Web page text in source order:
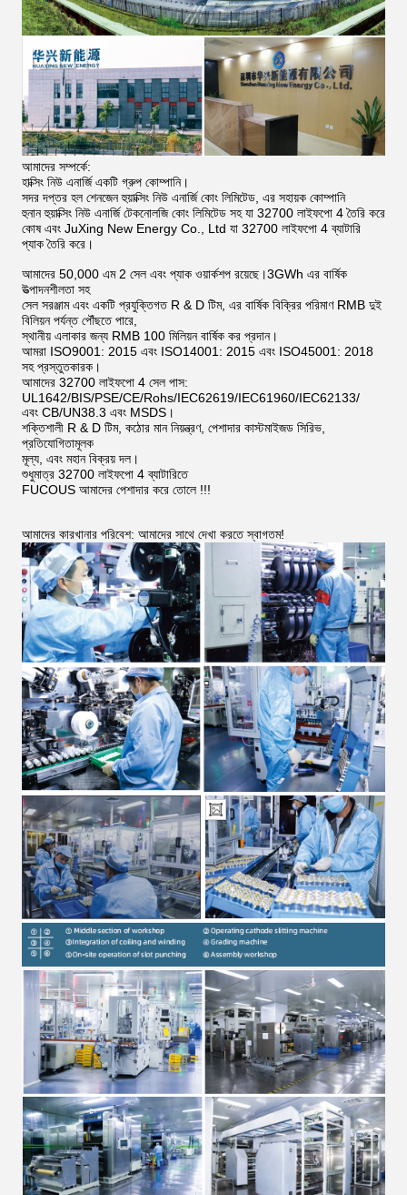
আমাদের সম্পর্কে:
হাক্সিং নিউ এনার্জি একটি গ্রুপ কোম্পানি।
সদর দপ্তর হল শেনজেন হুয়াক্সিং নিউ এনার্জি কোং লিমিটেড, এর সহায়ক কোম্পানি
হুনান হুয়াক্সিং নিউ এনার্জি টেকনোলজি কোং লিমিটেড সহ যা 32700 লাইফপো 4 তৈরি করে
কোষ এবং JuXing New Energy Co., Ltd যা 32700 লাইফপো 4 ব্যাটারি
প্যাক তৈরি করে।
আমাদের 50,000 এম 2 সেল এবং প্যাক ওয়ার্কশপ রয়েছে।3GWh এর বার্ষিক
উত্পাদনশীলতা সহ
সেল সরঞ্জাম এবং একটি প্রযুক্তিগত R & D টিম, এর বার্ষিক বিক্রির পরিমাণ RMB দুই
বিলিয়ন পর্যন্ত পৌঁছতে পারে,
স্থানীয় এলাকার জন্য RMB 100 মিলিয়ন বার্ষিক কর প্রদান।
আমরা ISO9001: 2015 এবং ISO14001: 2015 এবং ISO45001: 2018
সহ প্রস্তুতকারক।
আমাদের 32700 লাইফপো 4 সেল পাস:
UL1642/BIS/PSE/CE/Rohs/IEC62619/IEC61960/IEC62133/
এবং CB/UN38.3 এবং MSDS।
শক্তিশালী R & D টিম, কঠোর মান নিয়ন্ত্রণ, পেশাদার কাস্টমাইজড সিরিভ,
প্রতিযোগিতামূলক
মূল্য, এবং মহান বিক্রয় দল।
শুধুমাত্র 32700 লাইফপো 4 ব্যাটারিতে
FUCOUS আমাদের পেশাদার করে তোলে !!!
আমাদের কারখানার পরিবেশ: আমাদের সাথে দেখা করতে স্বাগতম!